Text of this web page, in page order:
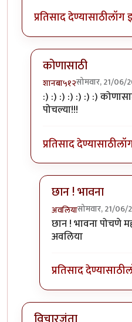
प्रतिसाद देण्यासाठीलॉग
कोणासाठी
शानबा५१२सोमवार, 21/06/
In reply toतुम्ही काय
:) :) :) :) :) :) :)
पोचल्या!!!
प्रतिसाद देण्यासाठी
छान ! भावना
अवलियासोमवार, 21/06/
In reply to
छान ! भावना पोचणे
अवलिया
प्रतिसाद देण्यासाठी